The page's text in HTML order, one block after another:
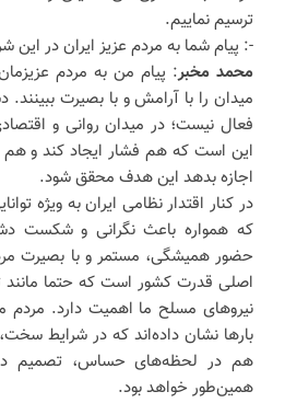
ترسیم نماییم.
-: پیام شما به مردم عزیز ایران در
محمد مخبر: پیام من به مردم
میدان را با آرامش و با بصیرت
فعال نیست؛ در میدان روانی و
این است که هم فشار ایجاد کند و هم
اجازه بدهد این هدف محقق شود.
در کنار اقتدار نظامی ایران به ویژه
که همواره باعث نگرانی و شکست
حضور همیشگی، مستمر و با بصیرت
اصلی قدرت کشور است که حتما مانند
نیروهای مسلح ما اهمیت دارد.
بارها نشان داده‌اند که در شرایط
هم در لحظه‌های حساس، تصمیم
همین‌طور خواهد بود.